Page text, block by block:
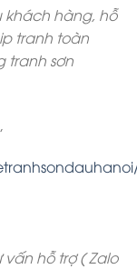
hàng, hỗ
tranh toàn
tranh sơn
hỗ trợ ( Zalo